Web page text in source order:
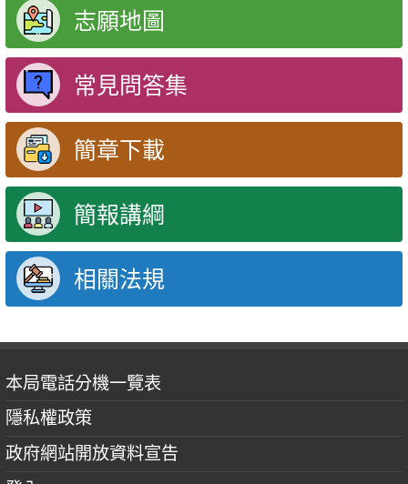
志願地圖
常見問答集
簡章下載
簡報講綱
相關法規
本局電話分機一覽表
隱私權政策
政府網站開放資料宣告